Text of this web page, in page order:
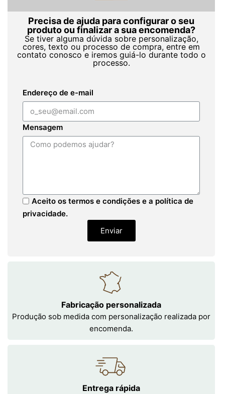
Precisa de ajuda para configurar o seu
produto ou finalizar a sua encomenda?
Se tiver alguma dúvida sobre personalização,
cores, texto ou processo de compra, entre em
contato conosco e iremos guiá-lo durante todo o
processo.
Endereço de e-mail
Mensagem
Aceito os termos e condições e a política de
privacidade.
Enviar
Fabricação personalizada
Produção sob medida com personalização realizada por
encomenda.
Entrega rápida